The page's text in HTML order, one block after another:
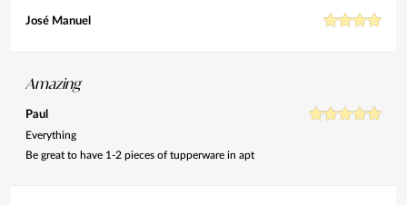
José Manuel
Amazing
Paul
Everything
Be great to have 1-2 pieces of tupperware in apt